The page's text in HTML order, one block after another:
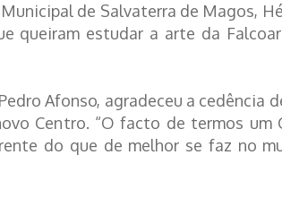
de Salvaterra de Magos,
queiram estudar a arte da
Afonso, agradeceu a cedência
Centro. “O facto de termos um
do que de melhor se faz no